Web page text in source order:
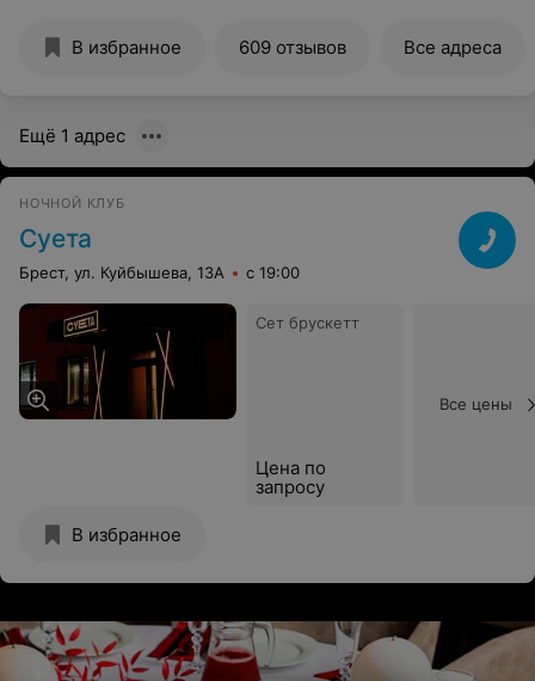
и из вкусного в ней оказался только опционально
В избранное 609 отзывов Все адреса
Ещё 1 адрес
НОЧНОЙ КЛУБ
Суета
Брест, ул. Куйбышева, 13А с 19:00
Сет брускетт
Цена по
запросу
Все цены
В избранное